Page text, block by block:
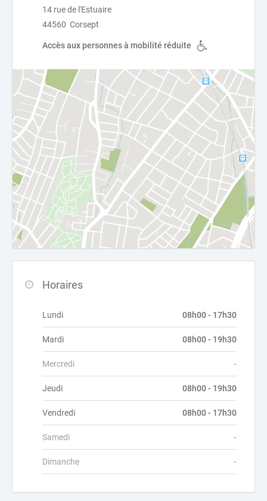
14 rue de l'Estuaire
44560 Corsept
Accès aux personnes à mobilité réduite
Horaires
Lundi 08h00 - 17h30
Mardi 08h00 - 19h30
Mercredi -
Jeudi 08h00 - 19h30
Vendredi 08h00 - 17h30
Samedi -
Dimanche -